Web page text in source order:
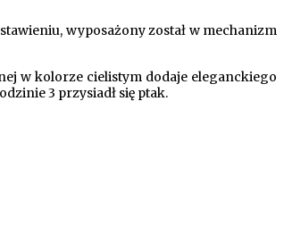
wyposażony został w mechanizm
w kolorze cielistym dodaje eleganckiego
3 przysiadł się ptak.